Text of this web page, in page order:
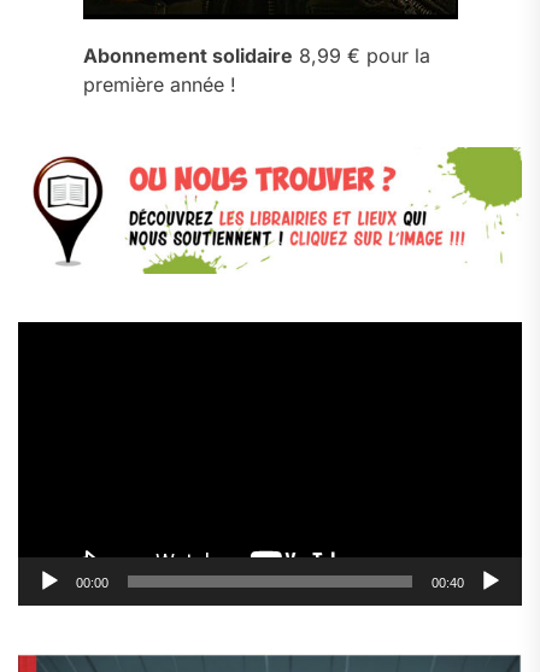
Abonnement solidaire 8,99 € pour la
première année !
00:00 00:40